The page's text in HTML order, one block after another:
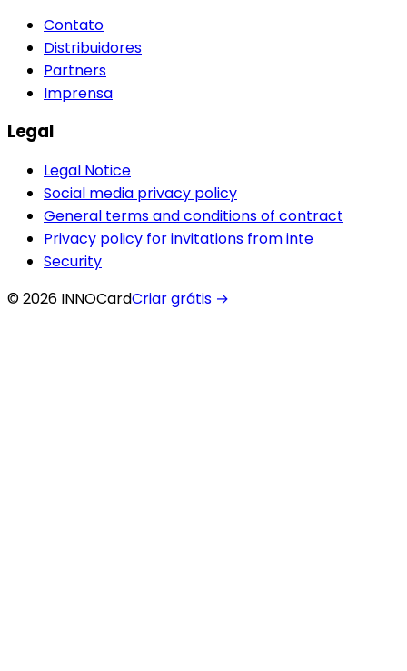
Contato
Distribuidores
Partners
Imprensa
Legal
Legal Notice
Social media privacy policy
General terms and conditions of contract
Privacy policy for invitations from inte
Security
© 2026 INNOCardCriar grátis →